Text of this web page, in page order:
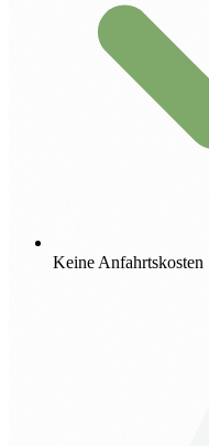
Keine Anfahrtskosten